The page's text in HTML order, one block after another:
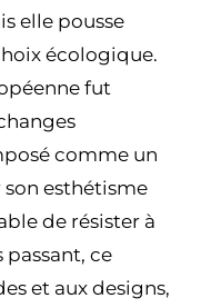
elle pousse
écologique.
fut
comme un
esthétisme
de résister à
passant, ce
et aux designs,